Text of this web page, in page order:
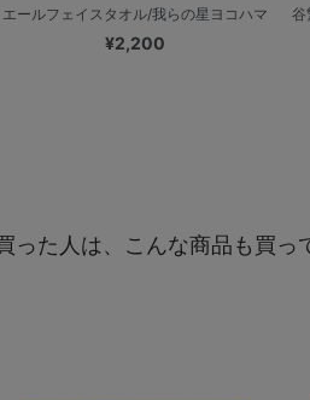
エールフェイスタオル/我らの星ヨコハマ
¥2,200
谷
った人は、こんな商品も買っ